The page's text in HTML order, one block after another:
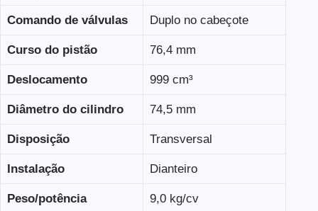
Comando de válvulas Duplo no cabeçote
Curso do pistão 76,4 mm
Deslocamento 999 cm³
Diâmetro do cilindro 74,5 mm
Disposição Transversal
Instalação Dianteiro
Peso/potência 9,0 kg/cv